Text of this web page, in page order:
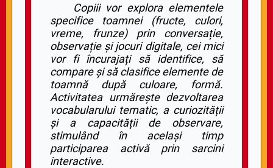
Copiii vor explora elementele
specifice toamnei (fructe, culori,
vreme, frunze) prin conversație,
observație și jocuri digitale, cei mici
vor fi încurajați să identifice, să
compare și să clasifice elemente de
toamnă după culoare, formă.
Activitatea urmărește dezvoltarea
vocabularului tematic, a curiozității
și a capacității de observare,
stimulând în același timp
participarea activă prin sarcini
interactive.